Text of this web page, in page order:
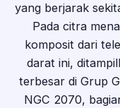
yang berjarak
Pada citra
komposit dari
darat ini,
terbesar di Grup
NGC 2070,